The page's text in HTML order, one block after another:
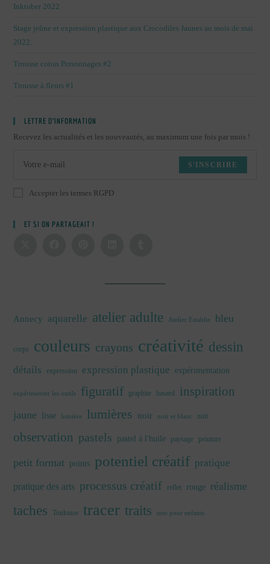
Inktober 2022
Stage jeûne et expression plastique aux Crocodiles Jaunes au mois de mai
2022.
Trousse coton Personnages #2
Trousse à fleurs #1
LETTRE D’INFORMATION
Recevez les actualités et les nouveautés, au maximum une fois par mois !
S'INSCRIRE
Accepter les termes RGPD
ET SI ON PARTAGEAIT !
Annecy aquarelle atelier adulte Atelier Establie bleu
corps couleurs crayons créativité dessin
détails expression expression plastique expérimentation
expérimenter les outils figuratif graphite hasard inspiration
jaune lisse lumière lumières noir noir et blanc nuit
observation pastels pastel à l'huile paysage peinture
petit format points potentiel créatif pratique
pratique des arts processus créatif reflet rouge réalisme
taches Toulouse tracer traits tuto pour enfants